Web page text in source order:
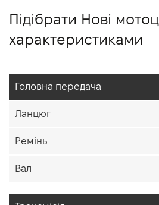
Підібрати Нові
характеристиками
Головна передача
Ланцюг
Ремінь
Вал